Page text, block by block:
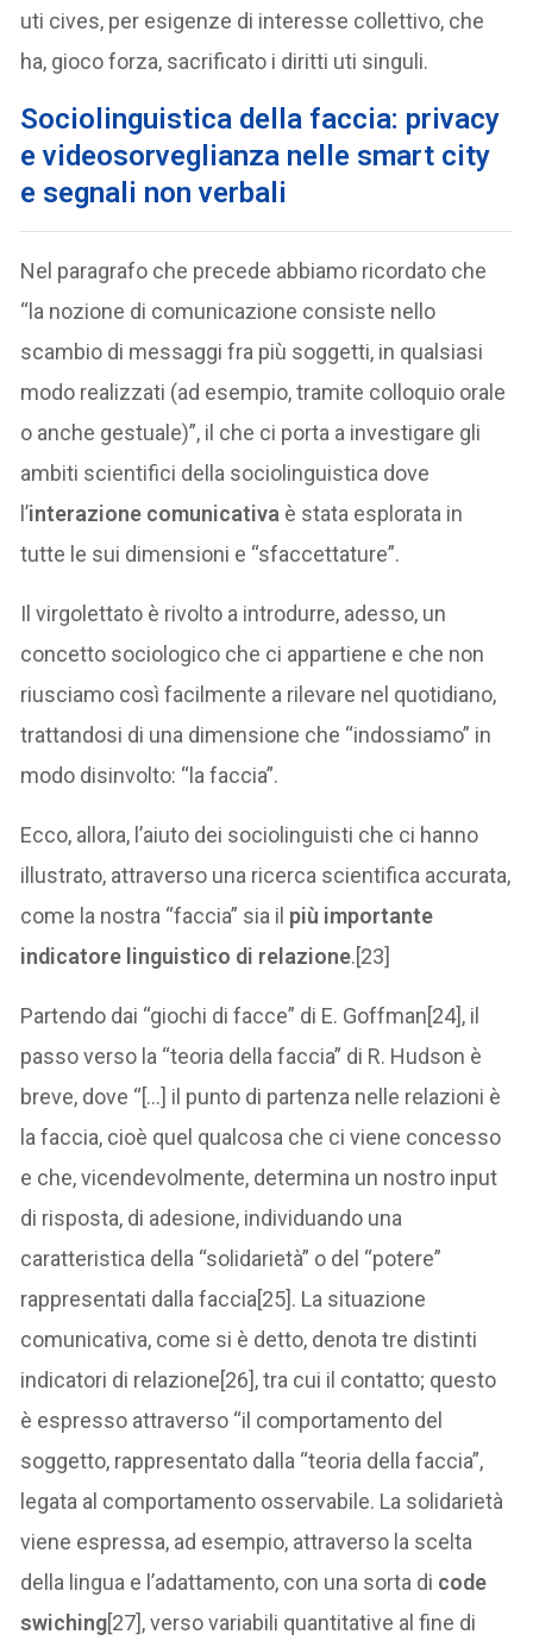
uti cives, per esigenze di interesse collettivo, che
ha, gioco forza, sacrificato i diritti uti singuli.
Sociolinguistica della faccia: privacy
e videosorveglianza nelle smart city
e segnali non verbali
Nel paragrafo che precede abbiamo ricordato che
“la nozione di comunicazione consiste nello
scambio di messaggi fra più soggetti, in qualsiasi
modo realizzati (ad esempio, tramite colloquio orale
o anche gestuale)”, il che ci porta a investigare gli
ambiti scientifici della sociolinguistica dove
l’interazione comunicativa è stata esplorata in
tutte le sui dimensioni e “sfaccettature”.
Il virgolettato è rivolto a introdurre, adesso, un
concetto sociologico che ci appartiene e che non
riusciamo così facilmente a rilevare nel quotidiano,
trattandosi di una dimensione che “indossiamo” in
modo disinvolto: “la faccia”.
Ecco, allora, l’aiuto dei sociolinguisti che ci hanno
illustrato, attraverso una ricerca scientifica accurata,
come la nostra “faccia” sia il più importante
indicatore linguistico di relazione.[23]
Partendo dai “giochi di facce” di E. Goffman[24], il
passo verso la “teoria della faccia” di R. Hudson è
breve, dove “[…] il punto di partenza nelle relazioni è
la faccia, cioè quel qualcosa che ci viene concesso
e che, vicendevolmente, determina un nostro input
di risposta, di adesione, individuando una
caratteristica della “solidarietà” o del “potere”
rappresentati dalla faccia[25]. La situazione
comunicativa, come si è detto, denota tre distinti
indicatori di relazione[26], tra cui il contatto; questo
è espresso attraverso “il comportamento del
soggetto, rappresentato dalla “teoria della faccia”,
legata al comportamento osservabile. La solidarietà
viene espressa, ad esempio, attraverso la scelta
della lingua e l’adattamento, con una sorta di code
swiching[27], verso variabili quantitative al fine di